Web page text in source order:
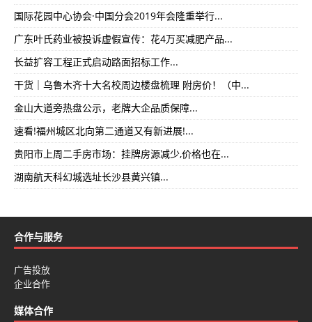
国际花园中心协会·中国分会2019年会隆重举行...
广东叶氏药业被投诉虚假宣传：花4万买减肥产品...
长益扩容工程正式启动路面招标工作...
干货｜乌鲁木齐十大名校周边楼盘梳理 附房价！（中...
金山大道旁热盘公示，老牌大企品质保障...
速看!福州城区北向第二通道又有新进展!...
贵阳市上周二手房市场：挂牌房源减少,价格也在...
湖南航天科幻城选址长沙县黄兴镇...
合作与服务
广告投放
企业合作
媒体合作